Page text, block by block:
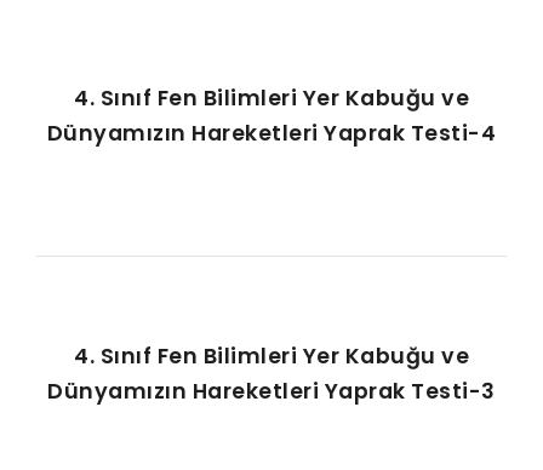
4. Sınıf Fen Bilimleri Yer Kabuğu ve
Dünyamızın Hareketleri Yaprak Testi-4
4. Sınıf Fen Bilimleri Yer Kabuğu ve
Dünyamızın Hareketleri Yaprak Testi-3